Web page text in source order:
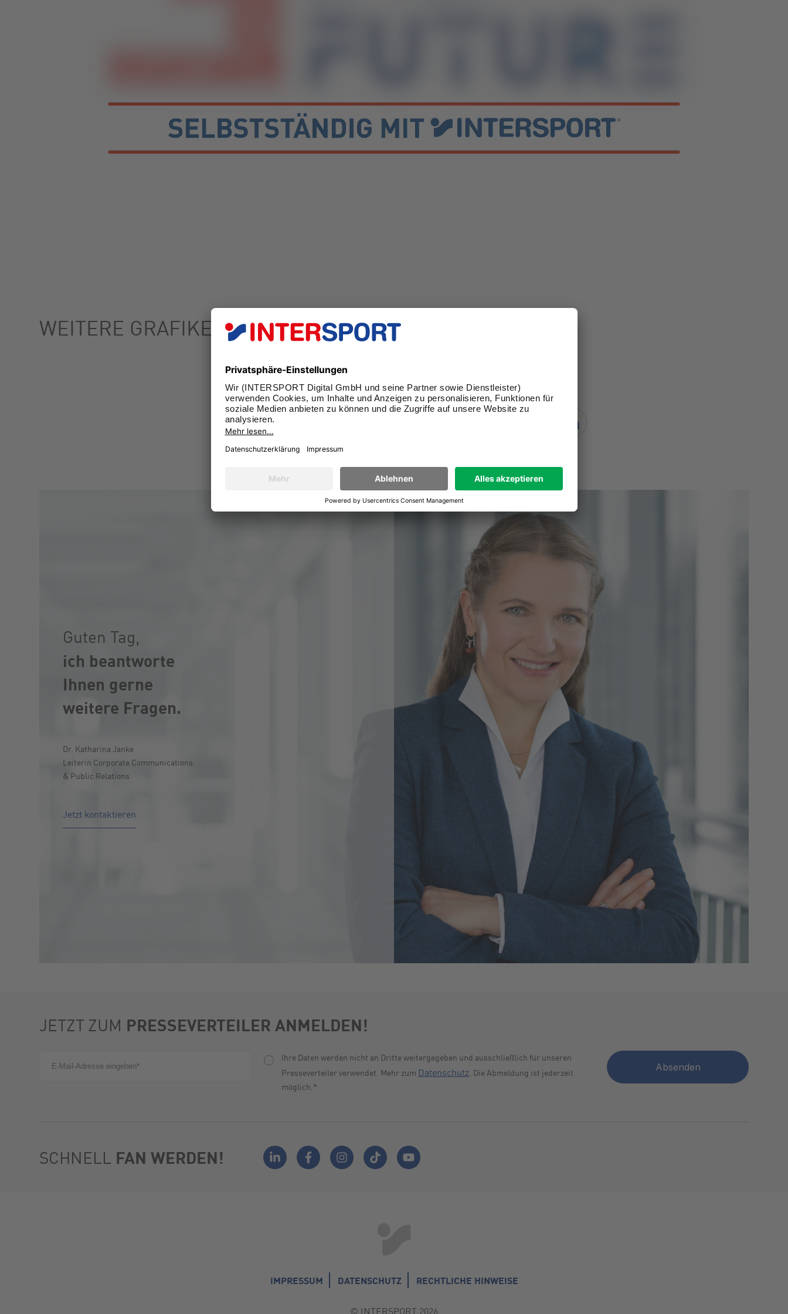
WEITERE GRAFIKEN ZUMDOWNLOADEN
Guten Tag,
ich beantworte
Ihnen gerne
weitere Fragen.
Dr. Katharina Janke
Leiterin Corporate Communications
& Public Relations
Jetzt kontaktieren
JETZT ZUM PRESSEVERTEILER ANMELDEN!
Ihre Daten werden nicht an Dritte weitergegeben und ausschließlich für unseren
Presseverteiler verwendet. Mehr zum Datenschutz . Die Abmeldung ist jederzeit
möglich. *
SCHNELL FAN WERDEN!
IMPRESSUM DATENSCHUTZ RECHTLICHE HINWEISE
© INTERSPORT 2026